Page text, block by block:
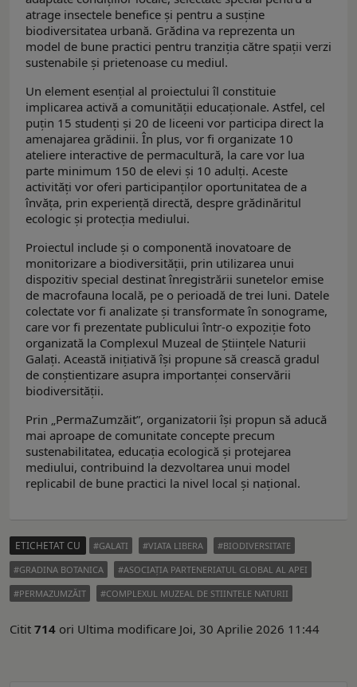
atrage insectele benefice și pentru a susține
biodiversitatea urbană. Grădina va reprezenta un
model de bune practici pentru tranziția către spații verzi
sustenabile și prietenoase cu mediul.
Un element esențial al proiectului îl constituie
implicarea activă a comunității educaționale. Astfel, cel
puțin 15 studenți și 20 de liceeni vor participa direct la
amenajarea grădinii. În plus, vor fi organizate 10
ateliere interactive de permacultură, la care vor lua
parte minimum 150 de elevi și 10 adulți. Aceste
activități vor oferi participanților oportunitatea de a
învăța, prin experiență directă, despre grădinăritul
ecologic și protecția mediului.
Proiectul include și o componentă inovatoare de
monitorizare a biodiversității, prin utilizarea unui
dispozitiv special destinat înregistrării sunetelor emise
de macrofauna locală, pe o perioadă de trei luni. Datele
colectate vor fi analizate și transformate în sonograme,
care vor fi prezentate publicului într-o expoziție foto
organizată la Complexul Muzeal de Științele Naturii
Galați. Această inițiativă își propune să crească gradul
de conștientizare asupra importanței conservării
biodiversității.
Prin „PermaZumzăit”, organizatorii își propun să aducă
mai aproape de comunitate concepte precum
sustenabilitatea, educația ecologică și protejarea
mediului, contribuind la dezvoltarea unui model
replicabil de bune practici la nivel local și național.
ETICHETAT CU GALATI VIATA LIBERA
BIODIVERSITATE
GRADINA BOTANICA
ASOCIAȚIA PARTENERIATUL GLOBAL AL APEI
PERMAZUMZĂIT
COMPLEXUL MUZEAL DE STIINTELE NATURII
Citit 714 ori Ultima modificare Joi, 30 Aprilie 2026 11:44